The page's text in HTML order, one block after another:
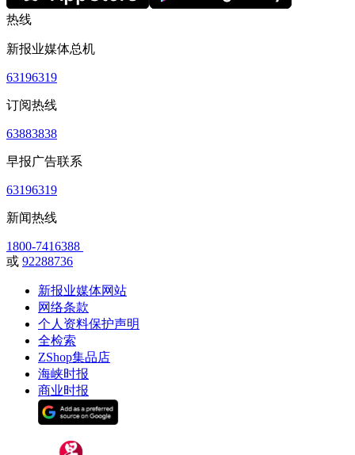
热线
新报业媒体总机
63196319
订阅热线
63883838
早报广告联系
63196319
新闻热线
1800-7416388
或 92288736
新报业媒体网站
网络条款
个人资料保护声明
全检索
ZShop集品店
海峡时报
商业时报